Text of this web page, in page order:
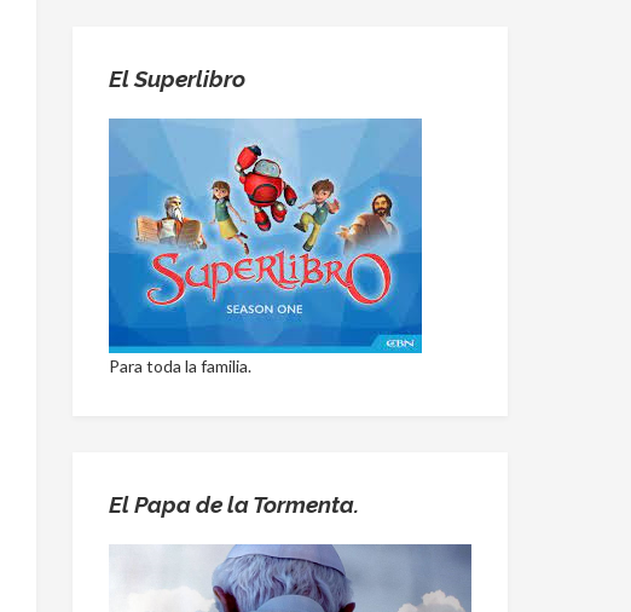
El Superlibro
Para toda la familia.
El Papa de la Tormenta.